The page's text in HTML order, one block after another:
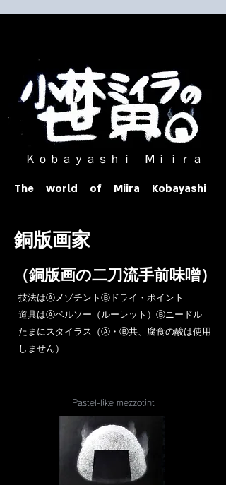
ｏｂａｙａｓｈｉ Ⅿｉｉｒａ​
The world of Miira Kobayashi
​銅版画家
​（銅版画の二刀流手前味噌）
​技法はⒶメゾチントⒷドライ・ポイント
道具はⒶベルソー（ルーレット）Ⓑニードル
​たまにスタイラス（Ⓐ・Ⓑ共、腐食の酸は使用
しません）
Pastel-like mezzotint